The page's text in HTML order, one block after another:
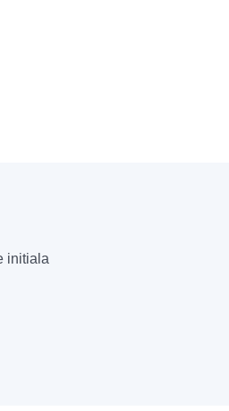
initiala